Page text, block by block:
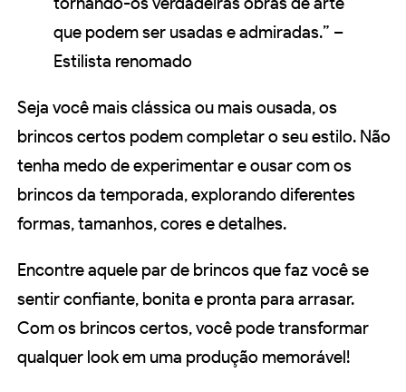
que podem ser usadas e admiradas.” –
Estilista renomado
Seja você mais clássica ou mais ousada, os
brincos certos podem completar o seu estilo. Não
tenha medo de experimentar e ousar com os
brincos da temporada, explorando diferentes
formas, tamanhos, cores e detalhes.
Encontre aquele par de brincos que faz você se
sentir confiante, bonita e pronta para arrasar.
Com os brincos certos, você pode transformar
qualquer look em uma produção memorável!